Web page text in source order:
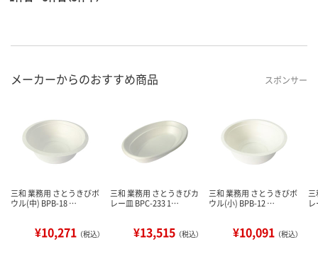
メーカーからのおすすめ商品 スポンサー
三和 業務用 さとうきびボ
ウル(中) BPB-18 …
¥10,271 （税込）
三和 業務用 さとうきびカ
レー皿 BPC-233 1…
¥13,515 （税込）
三和 業務用 さとうきびボ
ウル(小) BPB-12 …
¥10,091 （税込）